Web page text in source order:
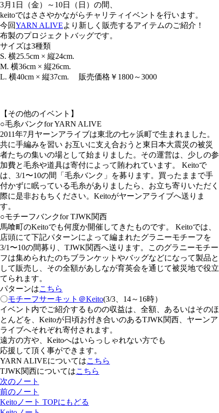
3月1日（金）～10日（日）の間、
keitoではささやかながらチャリティイベントを行います。
今回YARN ALIVEより新しく販売するアイテムのご紹介！
布製のプロジェクトバッグです。
サイズは3種類
S. 横25.5cm × 縦24cm.
M. 横36cm × 縦26cm.
L. 横40cm × 縦37cm. 販売価格￥1800～3000
【その他のイベント】
○毛糸バンクfor YARN ALIVE
2011年7月ヤーンアライブは東北の七ヶ浜町で生まれました。
共に手編みを習い お互いに支え合おうと東日本大震災の被災
者たちの集いの場として始まりました。その運営は、少しの参
加費と毛糸や道具は寄付によって賄われています。 Keitoで
は、3/1〜10の間「毛糸バンク」を募ります。買ったままで手
付かずに眠っている毛糸がありましたら、お立ち寄りいただく
際に是非おもちください。Keitoがヤーンアライブへ送りま
す。
○モチーフバンクfor TJWK関西
馬喰町のKeitoでも何度か開催してきたものです。 Keitoでは、
店頭にて下記パターンによって編まれたグラニーモチーフを
3/1〜10の間募り、TJWK関西へ送ります。このグラニーモチー
フは集められたのちブランケットやバッグなどになって製品と
して販売し、その全額があしなが育英会を通じて被災地で役立
てられます。
パターンはこちら
〇モチーフサーキット＠Keito(3/3、14～16時）
イベント内でご紹介するものの収益は、全額、あるいはそのほ
とんどを、Keitoが日頃お付き合いのあるTJWK関西、ヤーンア
ライブへそれぞれ寄付されます。
遠方の方や、Keitoへはいらっしゃれない方でも
応援して頂く事ができます。
YARN ALIVEについてはこちら
TJWK関西についてはこちら
次のノート
前のノート
Keitoノート TOPにもどる